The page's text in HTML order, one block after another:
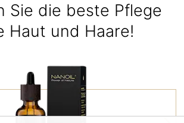
Sie die beste Pflege
Haut und Haare!